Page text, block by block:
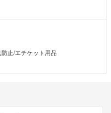
防止/エチケット用品